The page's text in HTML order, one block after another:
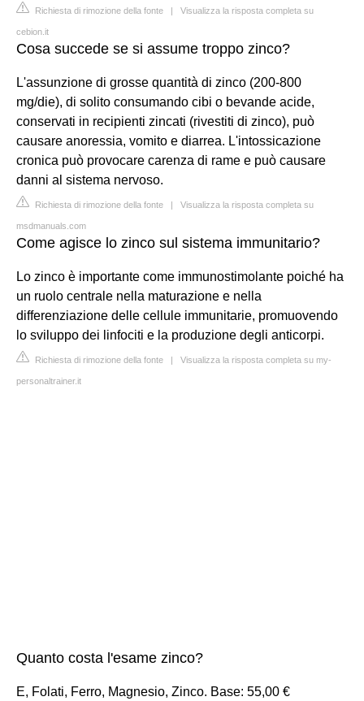
Richiesta di rimozione della fonte | Visualizza la risposta completa su
cebion.it
Cosa succede se si assume troppo zinco?
L'assunzione di grosse quantità di zinco (200-800
mg/die), di solito consumando cibi o bevande acide,
conservati in recipienti zincati (rivestiti di zinco), può
causare anoressia, vomito e diarrea. L'intossicazione
cronica può provocare carenza di rame e può causare
danni al sistema nervoso.
Richiesta di rimozione della fonte | Visualizza la risposta completa su
msdmanuals.com
Come agisce lo zinco sul sistema immunitario?
Lo zinco è importante come immunostimolante poiché ha
un ruolo centrale nella maturazione e nella
differenziazione delle cellule immunitarie, promuovendo
lo sviluppo dei linfociti e la produzione degli anticorpi.
Richiesta di rimozione della fonte | Visualizza la risposta completa su my-
personaltrainer.it
Quanto costa l'esame zinco?
E, Folati, Ferro, Magnesio, Zinco. Base: 55,00 €